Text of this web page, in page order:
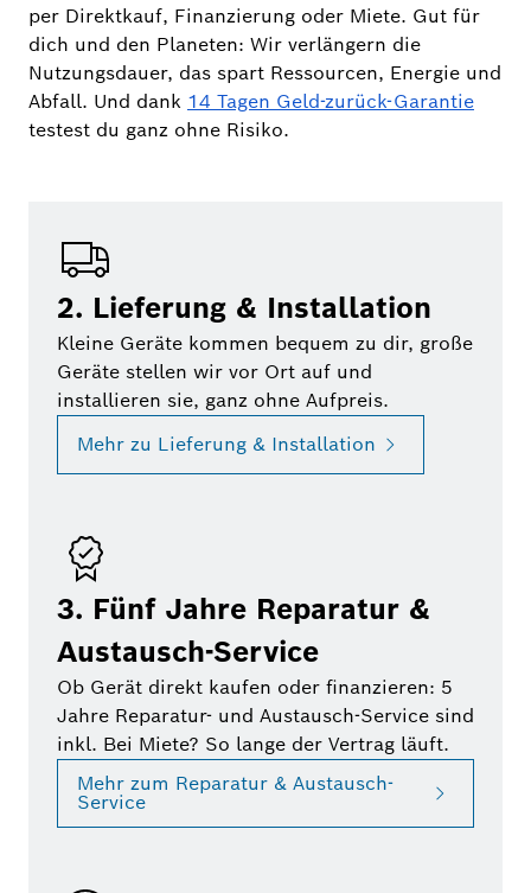
per Direktkauf, Finanzierung oder Miete. Gut für
dich und den Planeten: Wir verlängern die
Nutzungsdauer, das spart Ressourcen, Energie und
Abfall. Und dank 14 Tagen Geld-zurück-Garantie
testest du ganz ohne Risiko.
2. Lieferung & Installation
Kleine Geräte kommen bequem zu dir, große
Geräte stellen wir vor Ort auf und
installieren sie, ganz ohne Aufpreis.
Mehr zu Lieferung & Installation
3. Fünf Jahre Reparatur &
Austausch-Service
Ob Gerät direkt kaufen oder finanzieren: 5
Jahre Reparatur- und Austausch-Service sind
inkl. Bei Miete? So lange der Vertrag läuft.
Mehr zum Reparatur & Austausch-
Service